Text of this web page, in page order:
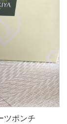
ツポンチ